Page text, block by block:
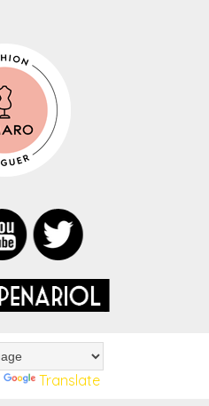
Translate